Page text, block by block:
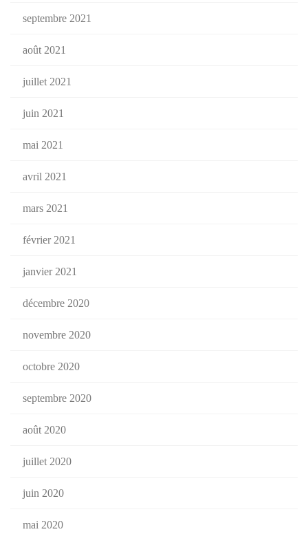
septembre 2021
août 2021
juillet 2021
juin 2021
mai 2021
avril 2021
mars 2021
février 2021
janvier 2021
décembre 2020
novembre 2020
octobre 2020
septembre 2020
août 2020
juillet 2020
juin 2020
mai 2020